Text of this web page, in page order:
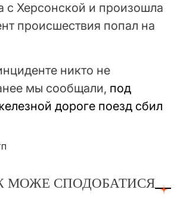
с Херсонской и произошла
происшествия попал на
никто не
мы сообщали, под
дороге поезд сбил
МОЖЕ СПОДОБАТИСЯ